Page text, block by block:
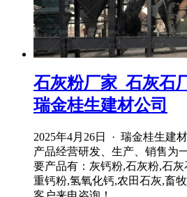
石灰粉厂家_石灰石
瑞金桂生建材公司
2025年4月26日 · 瑞金桂生建
产品经营研发、生产、销售为
要产品有：灰钙粉,石灰粉,石
重钙粉,氢氧化钙,农田石灰,畜